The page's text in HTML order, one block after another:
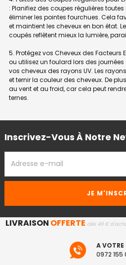
: Planifiez des coupes régulières
éliminer les pointes fourchues. Cela
et maintient les cheveux en bon état.
coupés reflètent mieux la lumière,
5. Protégez vos Cheveux des Facteurs
ou utilisez un foulard lors des
vos cheveux des rayons UV. Les
et ternir la couleur des cheveux. De
au vent et au froid, car cela peut
ternes.
Inscrivez-Vous À Notre
EMAIL
LIVRAISON OFFERTE dès 49 €
A VOTRE
0972 155